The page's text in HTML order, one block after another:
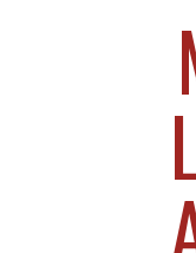
muuttaa jalkapallo-